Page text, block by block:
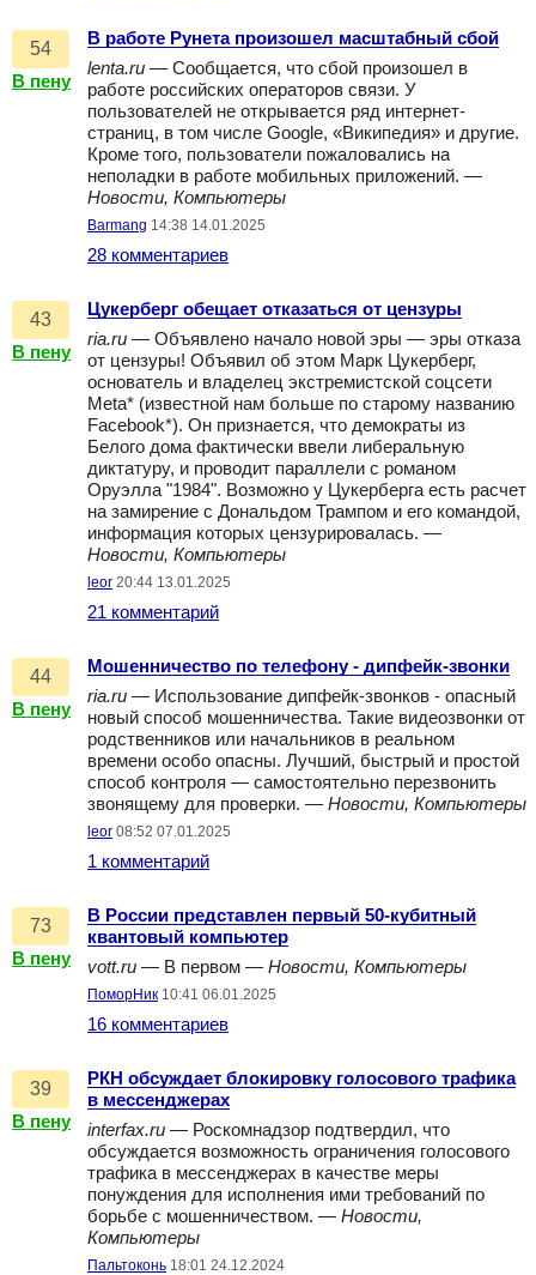
54
В пену
В работе Рунета произошел масштабный сбой
lenta.ru — Сообщается, что сбой произошел в
работе российских операторов связи. У
пользователей не открывается ряд интернет-
страниц, в том числе Google, «Википедия» и другие.
Кроме того, пользователи пожаловались на
неполадки в работе мобильных приложений. —
Новости, Компьютеры
Barmang 14:38 14.01.2025
28 комментариев
43
В пену
Цукерберг обещает отказаться от цензуры
ria.ru — Объявлено начало новой эры — эры отказа
от цензуры! Объявил об этом Марк Цукерберг,
основатель и владелец экстремистской соцсети
Meta* (известной нам больше по старому названию
Facebook*). Он признается, что демократы из
Белого дома фактически ввели либеральную
диктатуру, и проводит параллели с романом
Оруэлла "1984". Возможно у Цукерберга есть расчет
на замирение с Дональдом Трампом и его командой,
информация которых цензурировалась. —
Новости, Компьютеры
leor 20:44 13.01.2025
21 комментарий
44
В пену
Мошенничество по телефону - дипфейк-звонки
ria.ru — Использование дипфейк-звонков - опасный
новый способ мошенничества. Такие видеозвонки от
родственников или начальников в реальном
времени особо опасны. Лучший, быстрый и простой
способ контроля — самостоятельно перезвонить
звонящему для проверки. — Новости, Компьютеры
leor 08:52 07.01.2025
1 комментарий
73
В пену
В России представлен первый 50-кубитный
квантовый компьютер
vott.ru — В первом — Новости, Компьютеры
ПоморНик 10:41 06.01.2025
16 комментариев
39
В пену
РКН обсуждает блокировку голосового трафика
в мессенджерах
interfax.ru — Роскомнадзор подтвердил, что
обсуждается возможность ограничения голосового
трафика в мессенджерах в качестве меры
понуждения для исполнения ими требований по
борьбе с мошенничеством. — Новости,
Компьютеры
Пальтоконь 18:01 24.12.2024